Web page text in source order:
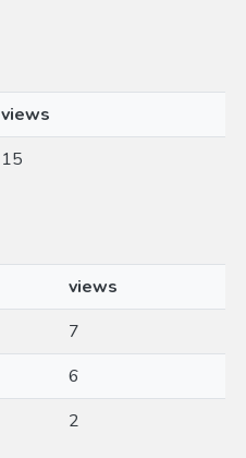
views
15
views
7
6
2